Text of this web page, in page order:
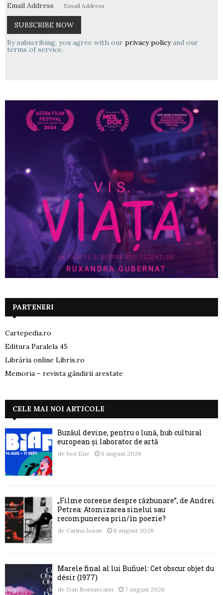
Email Address
By subscribing, you agree with our privacy policyand our
terms of service.
PARTENERI
Cartepedia.ro
Editura Paralela 45
Librăria online Libris.ro
Memoria – revista gândirii arestate
CELE MAI NOI ARTICOLE
Buzăul devine, pentru o lună, hub cultural
european și laborator de artă
de Jovi Ene 8 august 2026
„Filme coreene despre răzbunare”, de Andrei
Petrea: Atomizarea sinelui sau
recompunerea prin/în poezie?
de Carina Josan 8 august 2026
Marele final al lui Buñuel: Cet obscur objet du
désir (1977)
de Dan Romascanu 7 august 2026